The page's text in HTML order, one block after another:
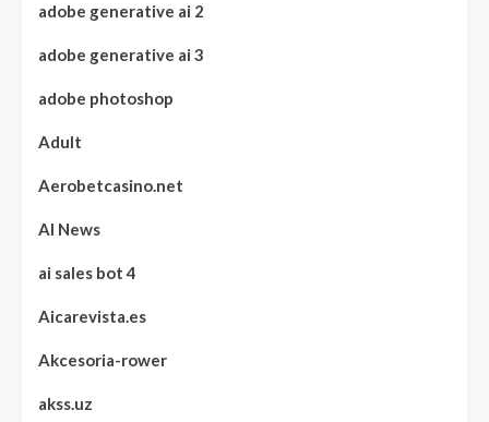
adobe generative ai 2
adobe generative ai 3
adobe photoshop
Adult
Aerobetcasino.net
AI News
ai sales bot 4
Aicarevista.es
Akcesoria-rower
akss.uz